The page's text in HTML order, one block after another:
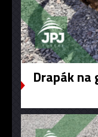
Drapák na